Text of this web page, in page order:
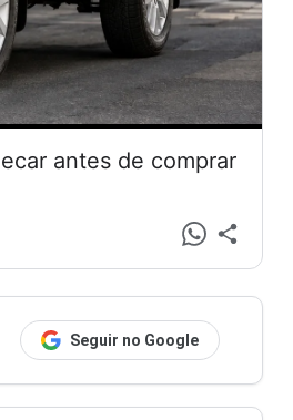
antes de comprar
Seguir no Google